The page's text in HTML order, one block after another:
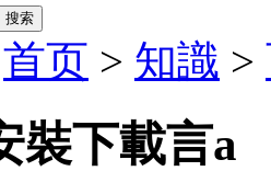
搜索
首页 > 知識 >
裝下載言a